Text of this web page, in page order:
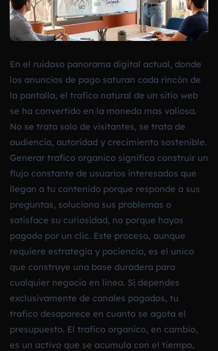
En el ruidoso panorama digital actual, donde
los anuncios de pago saturan cada rincón de
la pantalla, el trafico natural de un sitio web
se ha convertido en la moneda mas valiosa.
No se trata solo de visitantes, se trata de
audiencia, autoridad y crecimiento sostenible.
Generar trafico organico significa construir un
flujo constante de usuarios interesados que
llegan a tu contenido porque responde a sus
preguntas, soluciona sus problemas o
satisface su curiosidad, no porque hayas
pagado por un clic. Este proceso, aunque
requiere estrategia y paciencia, es el unico
que construye una base duradera para
cualquier negocio en linea. Si dependes
exclusivamente de canales pagados, tu
trafico desaparece en cuanto se agota el
presupuesto. El trafico organico, en cambio,
es un activo que se acumula con el tiempo,